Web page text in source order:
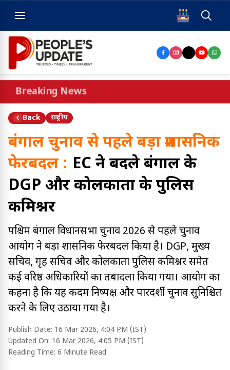
Breaking News
Back राष्ट्रीय
बंगाल चुनाव से पहले बड़ा प्रशासनिक
फेरबदल : EC ने बदले बंगाल के
DGP और कोलकाता के पुलिस
कमिश्नर
पश्चिम बंगाल विधानसभा चुनाव 2026 से पहले चुनाव
आयोग ने बड़ा प्रशासनिक फेरबदल किया है। DGP, मुख्य
सचिव, गृह सचिव और कोलकाता पुलिस कमिश्नर समेत
कई वरिष्ठ अधिकारियों का तबादला किया गया। आयोग का
कहना है कि यह कदम निष्पक्ष और पारदर्शी चुनाव सुनिश्चित
करने के लिए उठाया गया है।
Publish Date: 16 Mar 2026, 4:04 PM (IST)
Updated On: 16 Mar 2026, 4:05 PM (IST)
Reading Time: 6 Minute Read